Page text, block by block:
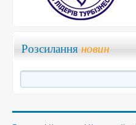
Розсилання новин